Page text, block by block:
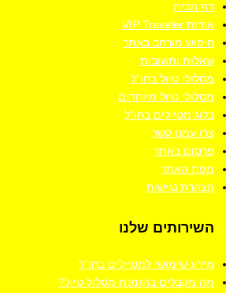
דף הבית
אודות VIP Traveler
חיפוש מורחב באתר
שאלות ותשובות
מסלולי טיול בחו"ל
מסלולי טיול מיוחדים
בלוג מטיילים בחו"ל
צרו עמנו קשר
פרסום באתר
מפת האתר
הצהרת נגישות
השירותים שלנו
מידע שימושי למטיילים בחו"ל
מה מקבלים בהזמנת מסלול טיול?